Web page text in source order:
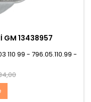
GM 13438957
110 99 - 796.05.110.99 -